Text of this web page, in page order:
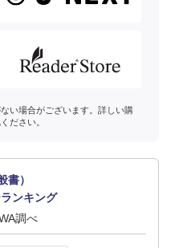
い場合がございます。詳しい購
ださい。
書）
ンキング
調べ